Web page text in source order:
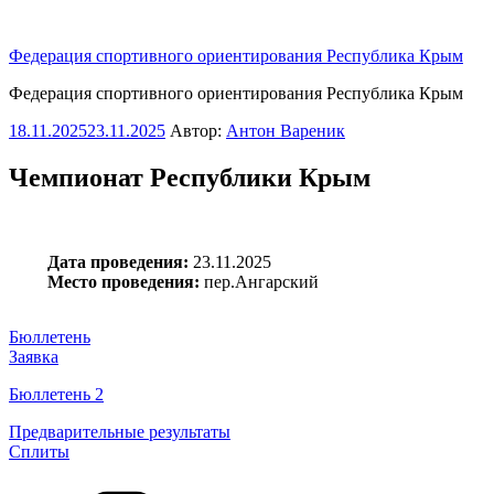
содержимому
Федерация спортивного ориентирования Республика Крым
Федерация спортивного ориентирования Республика Крым
Опубликовано
18.11.202523.11.2025 Автор: Антон Вареник
Чемпионат Республики Крым
Дата проведения: 23.11.2025
Место проведения: пер.Ангарский
Бюллетень
Заявка
Бюллетень 2
Предварительные результаты
Сплиты